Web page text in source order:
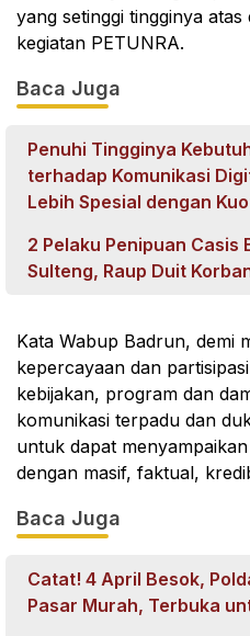
yang setinggi tingginya
kegiatan PETUNRA.
Baca Juga
Penuhi Tingginya
terhadap Komunikasi
Lebih Spesial dengan
2 Pelaku Penipuan Casis
Sulteng, Raup Duit
Kata Wabup Badrun, demi
kepercayaan dan
kebijakan, program dan
komunikasi terpadu dan
untuk dapat
dengan masif, faktual,
Baca Juga
Catat! 4 April Besok,
Pasar Murah, Terbuka